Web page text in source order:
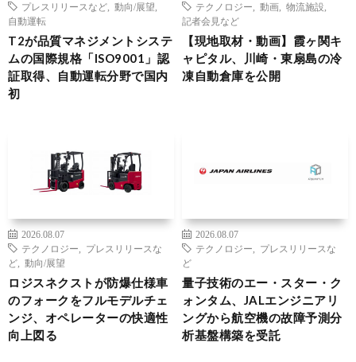
プレスリリースなど
動向/展望
自動運転
T2が品質マネジメントシステ
ムの国際規格「ISO9001」認
証取得、自動運転分野で国内
初
テクノロジー
動画 物流施設
記者会見など
【現地取材・動画】霞ヶ関キ
ャピタル、川崎・東扇島の冷
凍自動倉庫を公開
2026.08.07
テクノロジー
プレスリリースな
ど
動向/展望
ロジスネクストが防爆仕様車
のフォークをフルモデルチェ
ンジ、オペレーターの快適性
向上図る
2026.08.07
テクノロジー
プレスリリースな
ど
量子技術のエー・スター・ク
ォンタム、JALエンジニアリ
ングから航空機の故障予測分
析基盤構築を受託